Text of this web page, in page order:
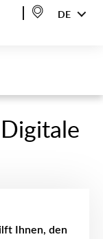
DE
Ihnen, den